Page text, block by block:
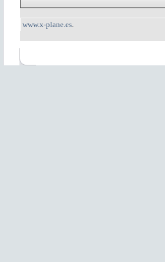
www.x-plane.es